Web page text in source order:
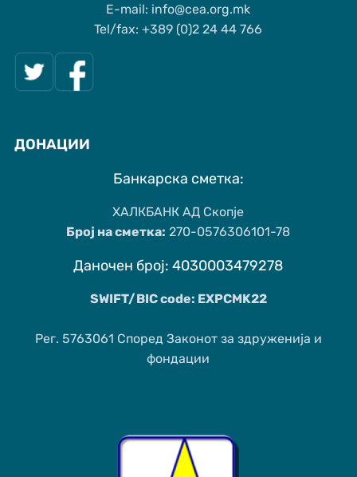
Е-mail: info@cea.org.mk
Tel/fax: +389 (0)2 24 44 766
ДОНАЦИИ
Банкарска сметка:
ХАЛКБАНК АД Скопје
Број на сметка: 270-0576306101-78
Даночен број: 4030003479278
SWIFT/BIC code: EXPCMK22
Рег. 5763061 Според Законот за здруженија и
фондации